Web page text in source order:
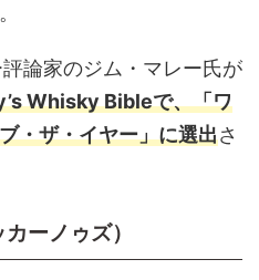
論家のジム・マレー氏が
Whisky Bibleで、「ワ
・ザ・イヤー」に選出さ
ーノゥズ）